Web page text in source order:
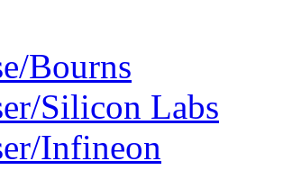
Bourns
Silicon Labs
Infineon